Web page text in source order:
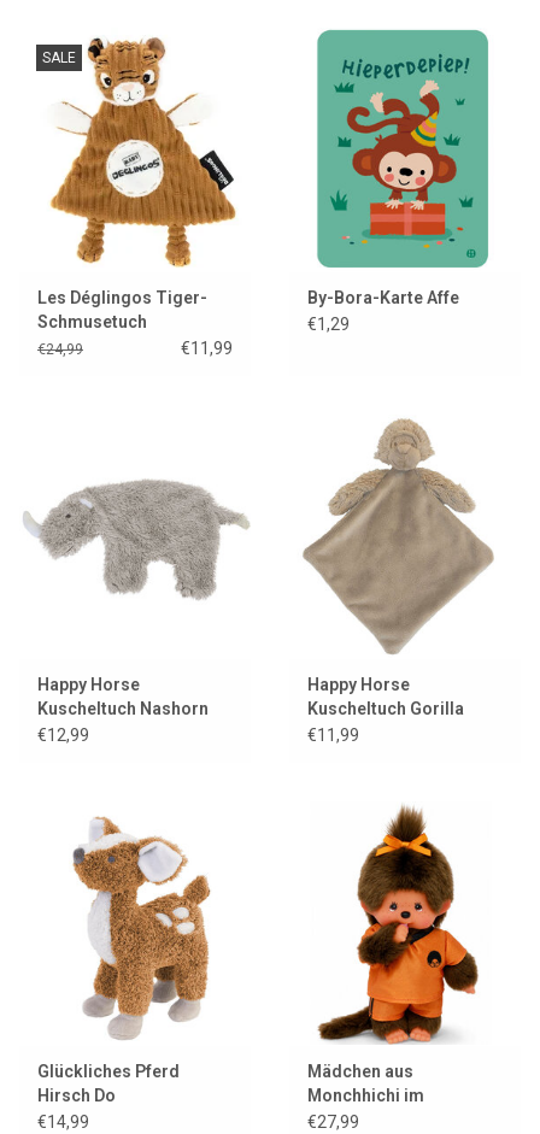
SALE
Les Déglingos Tiger-
Schmusetuch
€24,99 €11,99
By-Bora-Karte Affe
€1,29
Happy Horse
Kuscheltuch Nashorn
Rufus
€12,99
Happy Horse
Kuscheltuch Gorilla
Gayo
€11,99
Glückliches Pferd
Hirsch Do
€14,99
Mädchen aus
Monchhichi im
orangefarbenen
€27,99